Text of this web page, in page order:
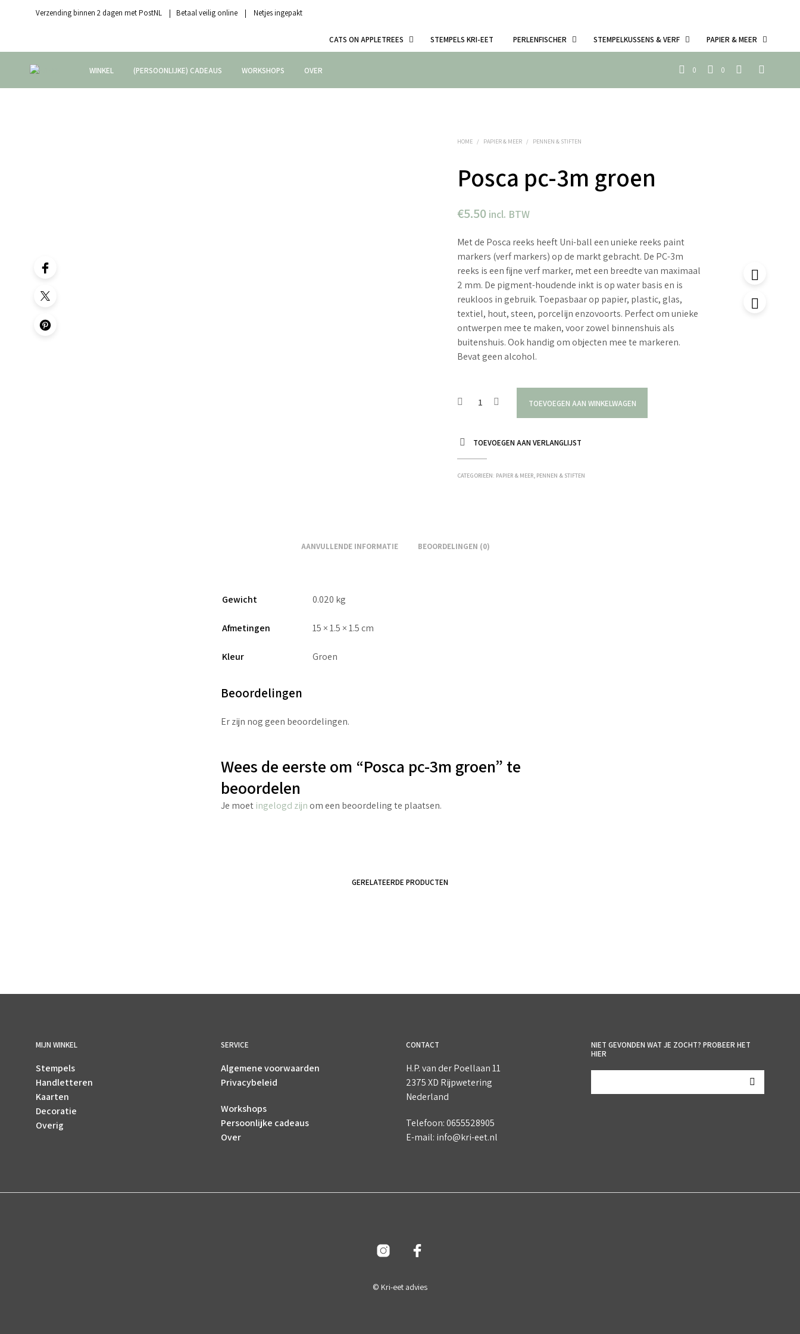
Verzending binnen 2 dagen met PostNL | Betaal veilig online | Netjes ingepakt
CATS ON APPLETREES STEMPELS KRI-EET PERLENFISCHER STEMPELKUSSENS & VERF PAPIER & MEER
WINKEL (PERSOONLIJKE) CADEAUS WORKSHOPS OVER 0 0
HOME / PAPIER & MEER / PENNEN & STIFTEN
Posca pc-3m groen
€5.50 incl. BTW
Met de Posca reeks heeft Uni-ball een unieke reeks paint
markers (verf markers) op de markt gebracht. De PC-3m
reeks is een fijne verf marker, met een breedte van maximaal
2 mm. De pigment-houdende inkt is op water basis en is
reukloos in gebruik. Toepasbaar op papier, plastic, glas,
textiel, hout, steen, porcelijn enzovoorts. Perfect om unieke
ontwerpen mee te maken, voor zowel binnenshuis als
buitenshuis. Ook handig om objecten mee te markeren.
Bevat geen alcohol.
TOEVOEGEN AAN WINKELWAGEN
TOEVOEGEN AAN VERLANGLIJST
CATEGORIEËN: PAPIER & MEER, PENNEN & STIFTEN
AANVULLENDE INFORMATIE BEOORDELINGEN (0)
Gewicht 0.020 kg
Afmetingen 15 × 1.5 × 1.5 cm
Kleur Groen
Beoordelingen
Er zijn nog geen beoordelingen.
Wees de eerste om “Posca pc-3m groen” te
beoordelen
Je moet ingelogd zijnom een beoordeling te plaatsen.
GERELATEERDE PRODUCTEN
MIJN WINKEL
Stempels
Handletteren
Kaarten
Decoratie
Overig
SERVICE
Algemene voorwaarden
Privacybeleid
Workshops
Persoonlijke cadeaus
Over
CONTACT
H.P. van der Poellaan 11
2375 XD Rijpwetering
Nederland
Telefoon: 0655528905
E-mail: info@kri-eet.nl
NIET GEVONDEN WAT JE ZOCHT? PROBEER HET
HIER
© Kri-eet advies